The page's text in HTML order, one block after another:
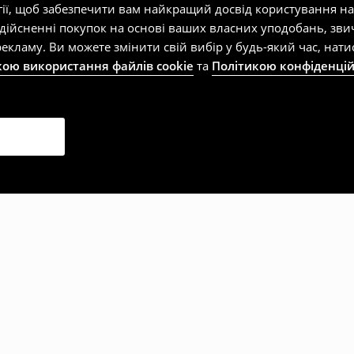
щоб забезпечити вам найкращий досвід користування
покупок на основі ваших власних уподобань,
Ви можете змінити свій вибір у будь-який час,
використання файлів cookie та Політикою